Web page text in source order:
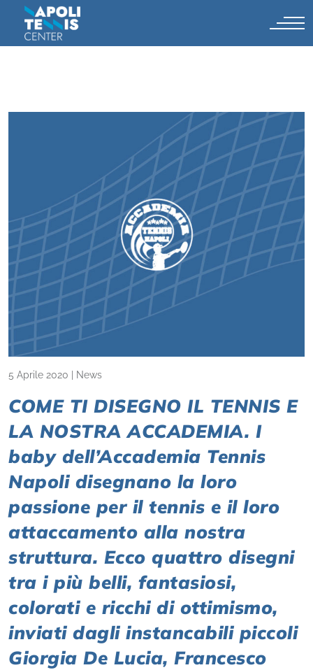
5 Aprile 2020 News
COME TI DISEGNO IL TENNIS E
LA NOSTRA ACCADEMIA. I
baby dell’Accademia Tennis
Napoli disegnano la loro
passione per il tennis e il loro
attaccamento alla nostra
struttura. Ecco quattro disegni
tra i più belli, fantasiosi,
colorati e ricchi di ottimismo,
inviati dagli instancabili piccoli
Giorgia De Lucia, Francesco